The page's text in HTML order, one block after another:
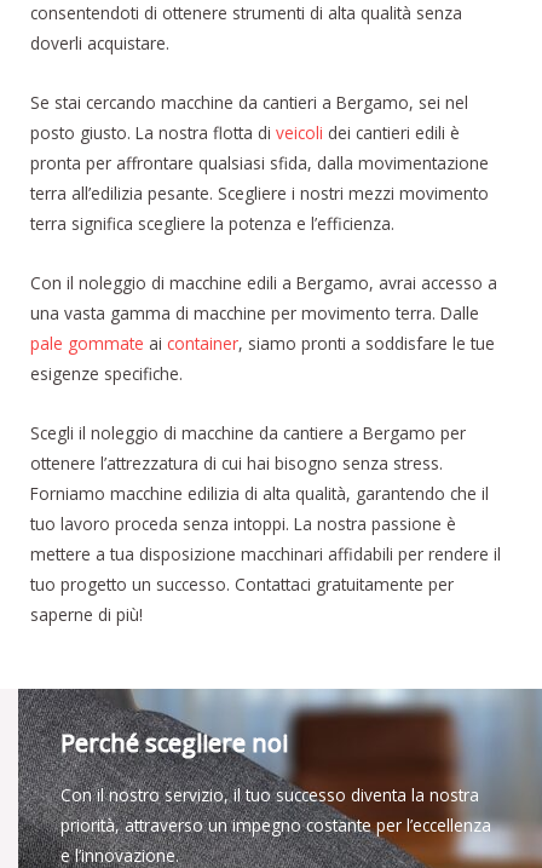
consentendoti di ottenere strumenti di alta qualità senza
doverli acquistare.
Se stai cercando macchine da cantieri a Bergamo, sei nel
posto giusto. La nostra flotta di veicoli dei cantieri edili è
pronta per affrontare qualsiasi sfida, dalla movimentazione
terra all’edilizia pesante. Scegliere i nostri mezzi movimento
terra significa scegliere la potenza e l’efficienza.
Con il noleggio di macchine edili a Bergamo, avrai accesso a
una vasta gamma di macchine per movimento terra. Dalle
pale gommate ai container, siamo pronti a soddisfare le tue
esigenze specifiche.
Scegli il noleggio di macchine da cantiere a Bergamo per
ottenere l’attrezzatura di cui hai bisogno senza stress.
Forniamo macchine edilizia di alta qualità, garantendo che il
tuo lavoro proceda senza intoppi. La nostra passione è
mettere a tua disposizione macchinari affidabili per rendere il
tuo progetto un successo. Contattaci gratuitamente per
saperne di più!
Perché scegliere noi
Con il nostro servizio, il tuo successo diventa la nostra
priorità, attraverso un impegno costante per l’eccellenza
e l’innovazione.